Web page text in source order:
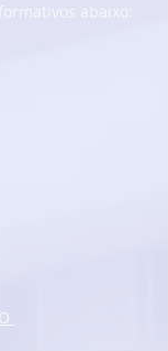
abaixo: